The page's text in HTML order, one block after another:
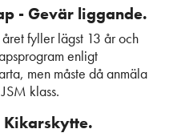
- Gevär liggande.
fyller lägst 13 år och
enligt
men måste då anmäla
klass.
Kikarskytte.